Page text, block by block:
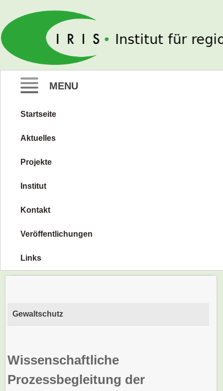
IRIS e. V.
MENU
Zum
springen
Startseite
Aktuelles
Projekte
Institut
Kontakt
Veröffentlichungen
Links
Gewaltschutz
Wissenschaftliche
Prozessbegleitung der